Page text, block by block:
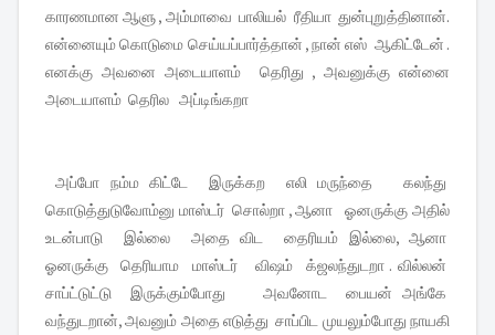
காரணமான ஆளு , அம்மாவை பாலியல் ரீதியா துன்புறுத்தினான்.
என்னையும் கொடுமை செய்யப்பார்த்தான் , நான் எஸ் ஆகிட்டேன் .
எனக்கு அவனை அடையாளம் தெரிது , அவனுக்கு என்னை
அடையாளம் தெரில அப்டிங்கறா
அப்போ நம்ம கிட்டே இருக்கற எலி மருந்தை கலந்து
கொடுத்துடுவோம்னு மாஸ்டர் சொல்றா , ஆனா ஓனருக்கு அதில்
உடன்பாடு இல்லை அதை விட தைரியம் இல்லை, ஆனா
ஓனருக்கு தெரியாம மாஸ்டர் விஷம் க்ஜலந்துடறா . வில்லன்
சாப்ட்டுட்டு இருக்கும்போது அவனோட பையன் அங்கே
வந்துடறான், அவனும் அதை எடுத்து சாப்பிட முயலும்போது நாயகி